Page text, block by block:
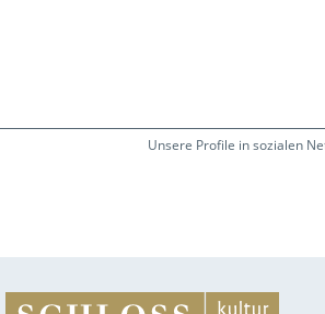
Unsere Profile in sozialen